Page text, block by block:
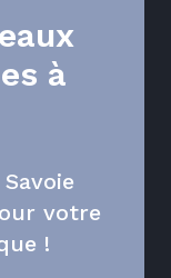
à
votre
!